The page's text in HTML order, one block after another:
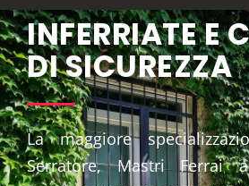
INFERRIATE E
DI SICUREZZA
La maggiore
Serratore, Mastri Ferrai